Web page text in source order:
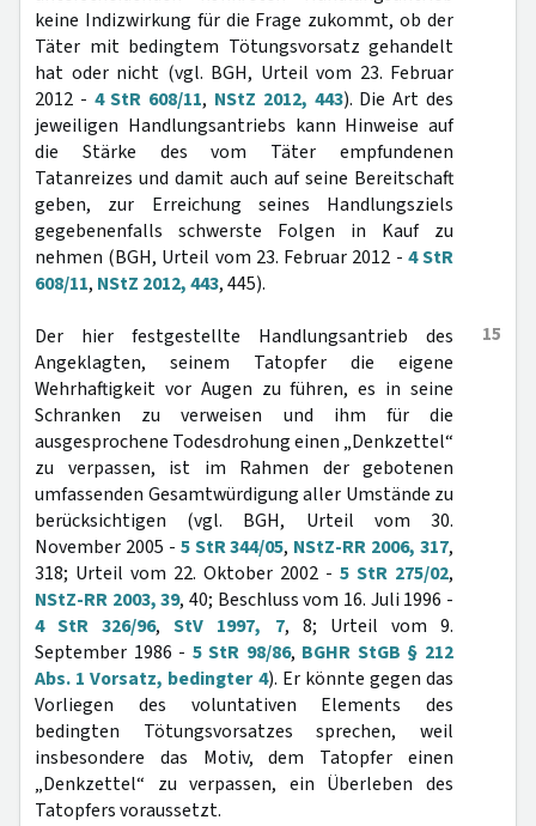
keine Indizwirkung für die Frage zukommt, ob der
Täter mit bedingtem Tötungsvorsatz gehandelt
hat oder nicht (vgl. BGH, Urteil vom 23. Februar
2012 - 4 StR 608/11, NStZ 2012, 443). Die Art des
jeweiligen Handlungsantriebs kann Hinweise auf
die Stärke des vom Täter empfundenen
Tatanreizes und damit auch auf seine Bereitschaft
geben, zur Erreichung seines Handlungsziels
gegebenenfalls schwerste Folgen in Kauf zu
nehmen (BGH, Urteil vom 23. Februar 2012 - 4 StR
608/11, NStZ 2012, 443, 445).
15
Der hier festgestellte Handlungsantrieb des
Angeklagten, seinem Tatopfer die eigene
Wehrhaftigkeit vor Augen zu führen, es in seine
Schranken zu verweisen und ihm für die
ausgesprochene Todesdrohung einen „Denkzettel“
zu verpassen, ist im Rahmen der gebotenen
umfassenden Gesamtwürdigung aller Umstände zu
berücksichtigen (vgl. BGH, Urteil vom 30.
November 2005 - 5 StR 344/05, NStZ-RR 2006, 317,
318; Urteil vom 22. Oktober 2002 - 5 StR 275/02,
NStZ-RR 2003, 39, 40; Beschluss vom 16. Juli 1996 -
4 StR 326/96,StV 1997, 7, 8; Urteil vom 9.
September 1986 - 5 StR 98/86, BGHR StGB § 212
Abs. 1 Vorsatz, bedingter 4). Er könnte gegen das
Vorliegen des voluntativen Elements des
bedingten Tötungsvorsatzes sprechen, weil
insbesondere das Motiv, dem Tatopfer einen
„Denkzettel“ zu verpassen, ein Überleben des
Tatopfers voraussetzt.